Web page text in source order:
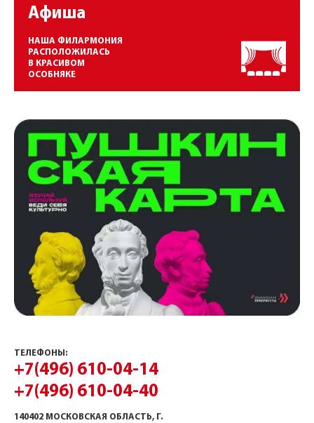
Афиша
НАША ФИЛАРМОНИЯ
РАСПОЛОЖИЛАСЬ
В КРАСИВОМ
ОСОБНЯКЕ
ТЕЛЕФОНЫ:
+7(496) 610-04-14
+7(496) 610-04-40
140402 МОСКОВСКАЯ ОБЛАСТЬ, Г.